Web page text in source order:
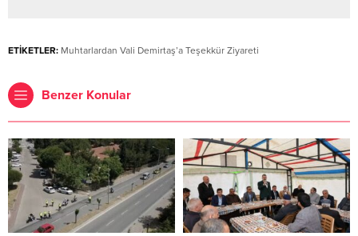
ETİKETLER: Muhtarlardan Vali Demirtaş’a Teşekkür Ziyareti
Benzer Konular